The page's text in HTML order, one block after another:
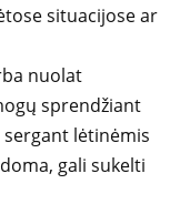
situacijose ar
nuolat
sprendžiant
lėtinėmis
gali sukelti